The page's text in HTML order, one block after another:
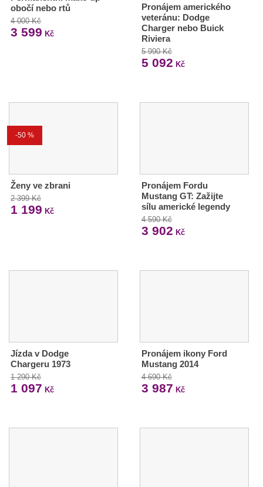
obočí nebo rtů
4 000 Kč
3 599 Kč
Pronájem amerického
veteránu: Dodge
Charger nebo Buick
Riviera
5 990 Kč
5 092 Kč
-50 %
Ženy ve zbrani
2 399 Kč
1 199 Kč
Pronájem Fordu
Mustang GT: Zažijte
sílu americké legendy
4 590 Kč
3 902 Kč
Jízda v Dodge
Chargeru 1973
1 290 Kč
1 097 Kč
Pronájem ikony Ford
Mustang 2014
4 690 Kč
3 987 Kč